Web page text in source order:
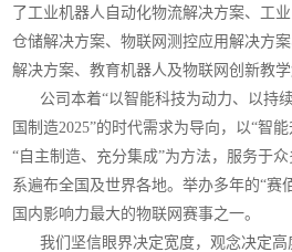
了工业机器人自动化物流解决方案、工
仓储解决方案、物联网测控应用解决方
解决方案、教育机器人及物联网创新教
公司本着“以智能科技为动力、以持
国制造2025”的时代需求为导向，以“智
“自主制造、充分集成”为方法，服务于
系遍布全国及世界各地。举办多年的“赛
国内影响力最大的物联网赛事之一。
我们坚信眼界决定宽度，观念决定